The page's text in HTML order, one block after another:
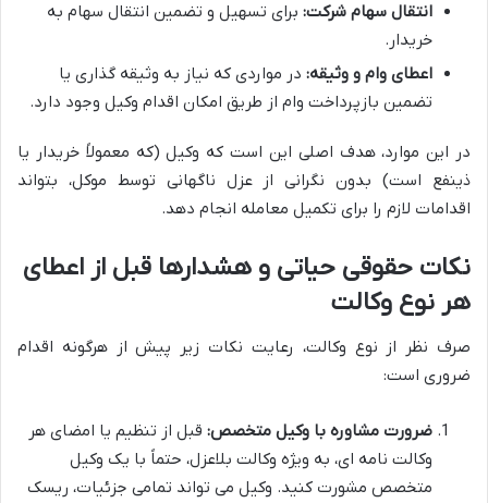
انتقال سهام شرکت: برای تسهیل و تضمین انتقال سهام به
خریدار.
اعطای وام و وثیقه: در مواردی که نیاز به وثیقه گذاری یا
تضمین بازپرداخت وام از طریق امکان اقدام وکیل وجود دارد.
در این موارد، هدف اصلی این است که وکیل (که معمولاً خریدار یا
ذینفع است) بدون نگرانی از عزل ناگهانی توسط موکل، بتواند
اقدامات لازم را برای تکمیل معامله انجام دهد.
نکات حقوقی حیاتی و هشدارها قبل از اعطای
هر نوع وکالت
صرف نظر از نوع وکالت، رعایت نکات زیر پیش از هرگونه اقدام
ضروری است:
ضرورت مشاوره با وکیل متخصص: قبل از تنظیم یا امضای هر
وکالت نامه ای، به ویژه وکالت بلاعزل، حتماً با یک وکیل
متخصص مشورت کنید. وکیل می تواند تمامی جزئیات، ریسک